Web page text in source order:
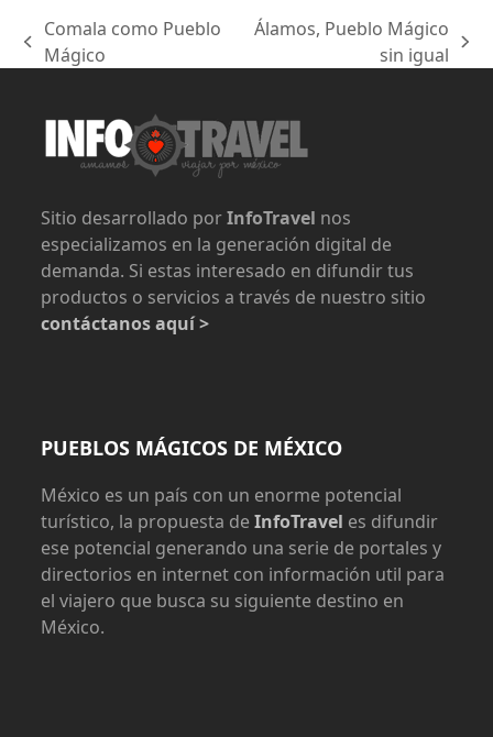
previous
Comala como Pueblo
Mágico
Álamos, Pueblo Mágico
sin igual
Sitio desarrollado porInfoTravel nos
especializamos en la generación digital de
demanda. Si estas interesado en difundir tus
productos o servicios a través de nuestro sitio
contáctanos aquí >
PUEBLOS MÁGICOS DE MÉXICO
México es un país con un enorme potencial
turístico, la propuesta deInfoTravel es difundir
ese potencial generando una serie de portales y
directorios en internet con información util para
el viajero que busca su siguiente destino en
México.